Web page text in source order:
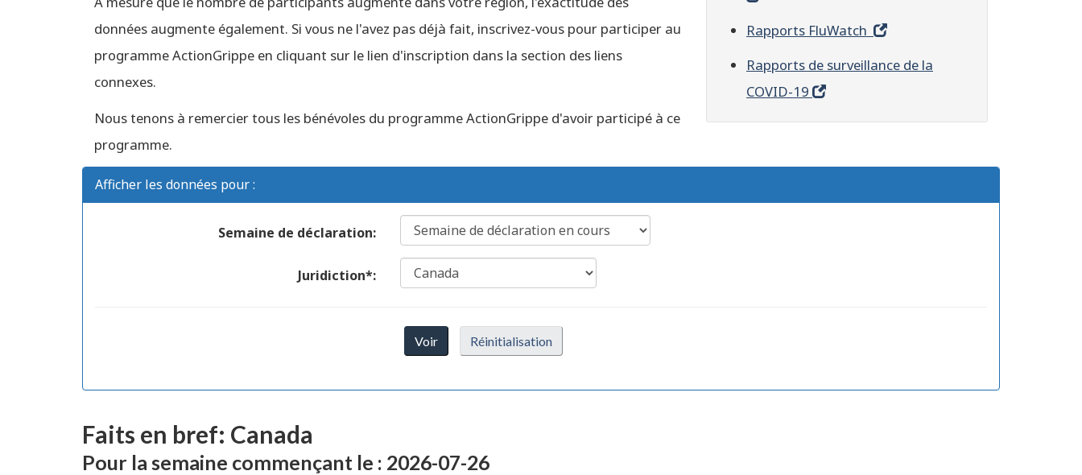
données augmente également. Si vous ne l'avez pas déjà fait, inscrivez-vous pour participer au
programme ActionGrippe en cliquant sur le lien d'inscription dans la section des liens
connexes.
Nous tenons à remercier tous les bénévoles du programme ActionGrippe d'avoir participé à ce
programme.
Rapports FluWatch
Rapports de surveillance de la
COVID-19
Afficher les données pour :
Semaine de déclaration:
Juridiction*:
Voir Réinitialisation
Faits en bref: Canada
Pour la semaine commençant le : 2026-07-26